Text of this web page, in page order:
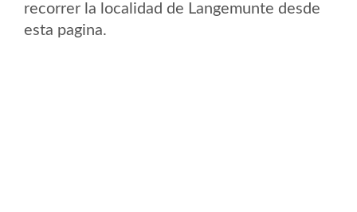
recorrer la localidad de Langemunte desde
esta pagina.